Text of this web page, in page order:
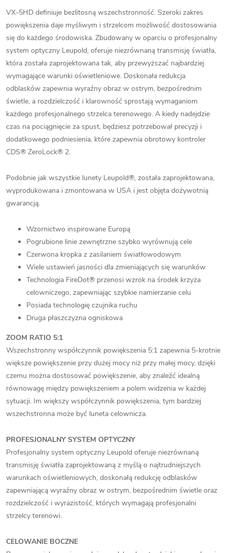
VX-5HD definiuje bezlitosną wszechstronność. Szeroki zakres
powiększenia daje myśliwym i strzelcom możliwość dostosowania
się do każdego środowiska. Zbudowany w oparciu o profesjonalny
system optyczny Leupold, oferuje niezrównaną transmisję światła,
która została zaprojektowana tak, aby przewyższać najbardziej
wymagające warunki oświetleniowe. Doskonała redukcja
odblasków zapewnia wyraźny obraz w ostrym, bezpośrednim
świetle, a rozdzielczość i klarowność sprostają wymaganiom
każdego profesjonalnego strzelca terenowego. A kiedy nadejdzie
czas na pociągnięcie za spust, będziesz potrzebował precyzji i
dodatkowego podniesienia, które zapewnia obrotowy kontroler
CDS® ZeroLock® 2.
Podobnie jak wszystkie lunety Leupold®, została zaprojektowana,
wyprodukowana i zmontowana w USA i jest objęta dożywotnią
gwarancją.
Wzornictwo inspirowane Europą
Pogrubione linie zewnętrzne szybko wyrównują cele
Czerwona kropka z zasilaniem światłowodowym
Wiele ustawień jasności dla zmieniających się warunków
Technologia FireDot® przenosi wzrok na środek krzyża
celowniczego, zapewniając szybkie namierzanie celu
Posiada technologię czujnika ruchu
Druga płaszczyzna ogniskowa
ZOOM RATIO 5:1
Wszechstronny współczynnik powiększenia 5:1 zapewnia 5-krotnie
większe powiększenie przy dużej mocy niż przy małej mocy, dzięki
czemu można dostosować powiększenie, aby znaleźć idealną
równowagę między powiększeniem a polem widzenia w każdej
sytuacji. Im większy współczynnik powiększenia, tym bardziej
wszechstronna może być luneta celownicza.
PROFESJONALNY SYSTEM OPTYCZNY
Profesjonalny system optyczny Leupold oferuje niezrównaną
transmisję światła zaprojektowaną z myślą o najtrudniejszych
warunkach oświetleniowych, doskonałą redukcję odblasków
zapewniającą wyraźny obraz w ostrym, bezpośrednim świetle oraz
rozdzielczość i wyrazistość, których wymagają profesjonalni
strzelcy terenowi.
CELOWANIE BOCZNE